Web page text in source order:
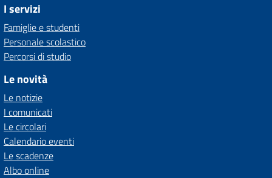
I servizi
Famiglie e studenti
Personale scolastico
Percorsi di studio
Le novità
Le notizie
I comunicati
Le circolari
Calendario eventi
Le scadenze
Albo online